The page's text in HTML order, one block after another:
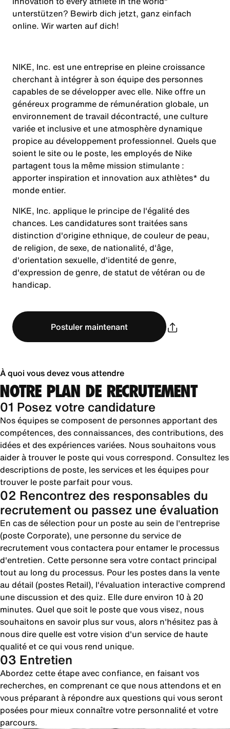
unterstützen? Bewirb dich jetzt, ganz einfach
online. Wir warten auf dich!
NIKE, Inc. est une entreprise en pleine croissance
cherchant à intégrer à son équipe des personnes
capables de se développer avec elle. Nike offre un
généreux programme de rémunération globale, un
environnement de travail décontracté, une culture
variée et inclusive et une atmosphère dynamique
propice au développement professionnel. Quels que
soient le site ou le poste, les employés de Nike
partagent tous la même mission stimulante :
apporter inspiration et innovation aux athlètes* du
monde entier.
NIKE, Inc. applique le principe de l'égalité des
chances. Les candidatures sont traitées sans
distinction d'origine ethnique, de couleur de peau,
de religion, de sexe, de nationalité, d'âge,
d'orientation sexuelle, d'identité de genre,
d'expression de genre, de statut de vétéran ou de
handicap.
Postuler maintenant
À quoi vous devez vous attendre
NOTRE PLAN DE RECRUTEMENT
01 Posez votre candidature
Nos équipes se composent de personnes apportant des
compétences, des connaissances, des contributions, des
idées et des expériences variées. Nous souhaitons vous
aider à trouver le poste qui vous correspond. Consultez les
descriptions de poste, les services et les équipes pour
trouver le poste parfait pour vous.
02 Rencontrez des responsables du
recrutement ou passez une évaluation
En cas de sélection pour un poste au sein de l'entreprise
(poste Corporate), une personne du service de
recrutement vous contactera pour entamer le processus
d'entretien. Cette personne sera votre contact principal
tout au long du processus. Pour les postes dans la vente
au détail (postes Retail), l'évaluation interactive comprend
une discussion et des quiz. Elle dure environ 10 à 20
minutes. Quel que soit le poste que vous visez, nous
souhaitons en savoir plus sur vous, alors n'hésitez pas à
nous dire quelle est votre vision d'un service de haute
qualité et ce qui vous rend unique.
03 Entretien
Abordez cette étape avec confiance, en faisant vos
recherches, en comprenant ce que nous attendons et en
vous préparant à répondre aux questions qui vous seront
posées pour mieux connaître votre personnalité et votre
parcours.